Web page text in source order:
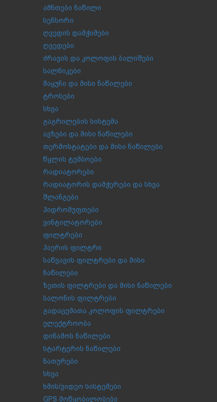
ამნთები ნაწილი
სენსორი
ღვედის დამჭიმები
ღვედები
ძრავის და კოლოფის ბალიშები
სალნიკები
მაყუჩი და მისი ნაწილები
ტროსები
სხვა
გაგრილების სისტემა
ავზები და მისი ნაწილები
თერმოსტატები და მისი ნაწილები
წყლის ტუმბოები
რადიატორები
რადიატორის დამჭერები და სხვა
შლანგები
ჰიდრომუფთები
ვინტილატორები
ფილტრები
ჰაერის ფილტრი
საწვავის ფილტრები და მისი
ნაწილები
ზეთის ფილტრები და მისი ნაწილები
სალონის ფილტრები
გადაცემათა კოლოფის ფილტრები
ელექტროობა
დინამოს ნაწილები
სტარტერის ნაწილები
ნათურები
სხვა
ხმის/ვიდეო სისტემები
GPS მოწყობილობები